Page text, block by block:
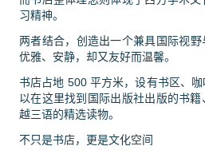
习精神。
两者结合，创造出一个兼具国际视
优雅、安静，却又友好而温馨。
书店占地 500 平方米，设有书区、
以在这里找到国际出版社出版的书
越三语的精选读物。
不只是书店，更是文化空间